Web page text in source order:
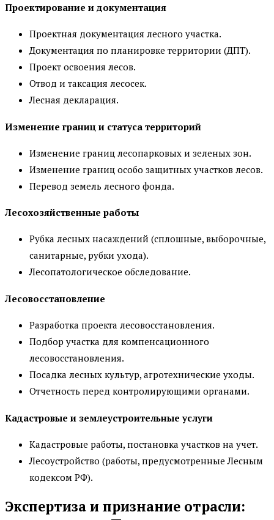
Проектирование и документация
Проектная документация лесного участка.
Документация по планировке территории (ДПТ).
Проект освоения лесов.
Отвод и таксация лесосек.
Лесная декларация.
Изменение границ и статуса территорий
Изменение границ лесопарковых и зеленых зон.
Изменение границ особо защитных участков лесов.
Перевод земель лесного фонда.
Лесохозяйственные работы
Рубка лесных насаждений (сплошные, выборочные,
санитарные, рубки ухода).
Лесопатологическое обследование.
Лесовосстановление
Разработка проекта лесовосстановления.
Подбор участка для компенсационного
лесовосстановления.
Посадка лесных культур, агротехнические уходы.
Отчетность перед контролирующими органами.
Кадастровые и землеустроительные услуги
Кадастровые работы, постановка участков на учет.
Лесоустройство (работы, предусмотренные Лесным
кодексом РФ).
Экспертиза и признание отрасли: